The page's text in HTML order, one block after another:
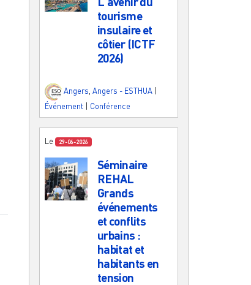
tourisme
insulaire et
côtier (ICTF
2026)
Angers Angers - ESTHUA
Événement
Conférence
Le 29-06-2026
Séminaire
REHAL
Grands
événements
et conflits
urbains :
habitat et
habitants en
tension